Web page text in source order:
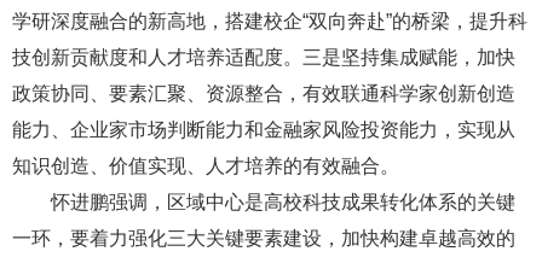
学研深度融合的新高地，搭建校企“双向奔赴”的桥梁，提升科
技创新贡献度和人才培养适配度。三是坚持集成赋能，加快
政策协同、要素汇聚、资源整合，有效联通科学家创新创造
能力、企业家市场判断能力和金融家风险投资能力，实现从
知识创造、价值实现、人才培养的有效融合。
怀进鹏强调，区域中心是高校科技成果转化体系的关键
一环，要着力强化三大关键要素建设，加快构建卓越高效的